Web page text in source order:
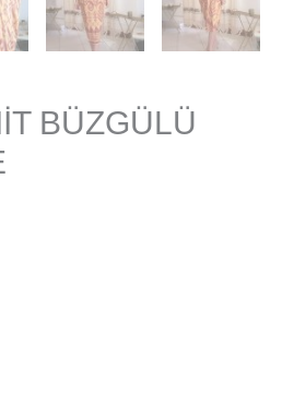
BÜZGÜLÜ